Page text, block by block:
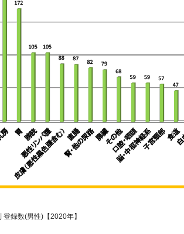
録数(男性)【2020年】